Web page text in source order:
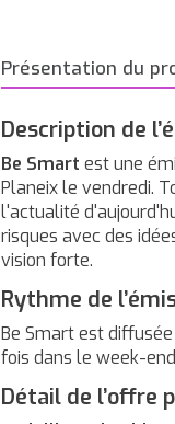
Présentation du
Description de
Be Smart est une
Planeix le vendredi.
l'actualité
risques avec des
vision forte.
Rythme de
Be Smart est
fois dans le week-
Détail de l’offre